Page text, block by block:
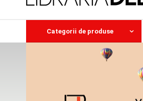
Categorii de produse